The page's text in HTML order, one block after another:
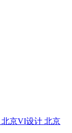
北京VI设计 北京